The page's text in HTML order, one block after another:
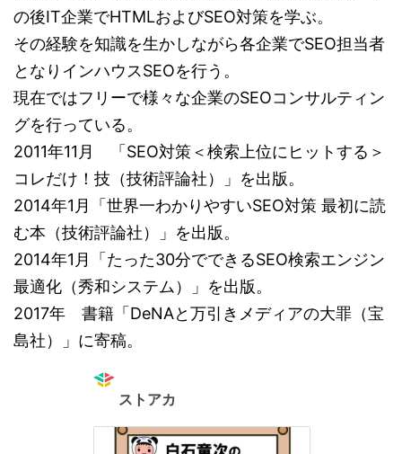
の後IT企業でHTMLおよびSEO対策を学ぶ。
その経験を知識を生かしながら各企業でSEO担当者
となりインハウスSEOを行う。
現在ではフリーで様々な企業のSEOコンサルティン
グを行っている。
2011年11月 「SEO対策＜検索上位にヒットする＞
コレだけ！技（技術評論社）」を出版。
2014年1月「世界一わかりやすいSEO対策 最初に読
む本（技術評論社）」を出版。
2014年1月「たった30分でできるSEO検索エンジン
最適化（秀和システム）」を出版。
2017年 書籍「DeNAと万引きメディアの大罪（宝
島社）」に寄稿。
ストアカ